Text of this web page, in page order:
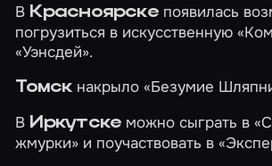
В Красноярскепоявилась
погрузиться в искусственную
«Уэнсдей».
Томскнакрыло «Безумие
В Иркутске можно сыграть в
жмурки» и поучаствовать в